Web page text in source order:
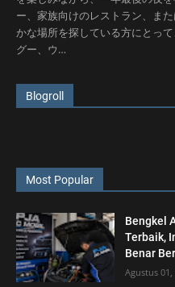
ー、家族向けのレストラン、ま
かな場所を探している方にとっ
グー、ウ…
Blogroll
Most Popular
Bengkel
Terbaik,
Benar
Agustus 01,